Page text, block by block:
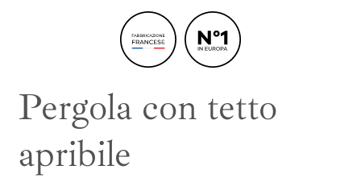
Pergola con tetto
apribile
Copertura per piscina alta, curva e